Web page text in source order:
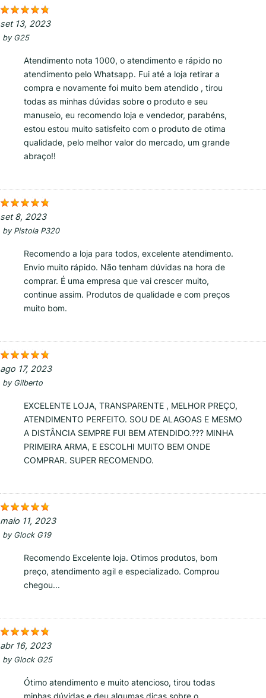
set 13, 2023
by G25
Atendimento nota 1000, o atendimento e rápido no
atendimento pelo Whatsapp. Fui até a loja retirar a
compra e novamente foi muito bem atendido , tirou
todas as minhas dúvidas sobre o produto e seu
manuseio, eu recomendo loja e vendedor, parabéns,
estou estou muito satisfeito com o produto de otima
qualidade, pelo melhor valor do mercado, um grande
abraço!!
set 8, 2023
by Pistola P320
Recomendo a loja para todos, excelente atendimento.
Envio muito rápido. Não tenham dúvidas na hora de
comprar. É uma empresa que vai crescer muito,
continue assim. Produtos de qualidade e com preços
muito bom.
ago 17, 2023
by Gilberto
EXCELENTE LOJA, TRANSPARENTE , MELHOR PREÇO,
ATENDIMENTO PERFEITO. SOU DE ALAGOAS E MESMO
A DISTÂNCIA SEMPRE FUI BEM ATENDIDO.??? MINHA
PRIMEIRA ARMA, E ESCOLHI MUITO BEM ONDE
COMPRAR. SUPER RECOMENDO.
maio 11, 2023
by Glock G19
Recomendo Excelente loja. Otimos produtos, bom
preço, atendimento agil e especializado. Comprou
chegou...
abr 16, 2023
by Glock G25
Ótimo atendimento e muito atencioso, tirou todas